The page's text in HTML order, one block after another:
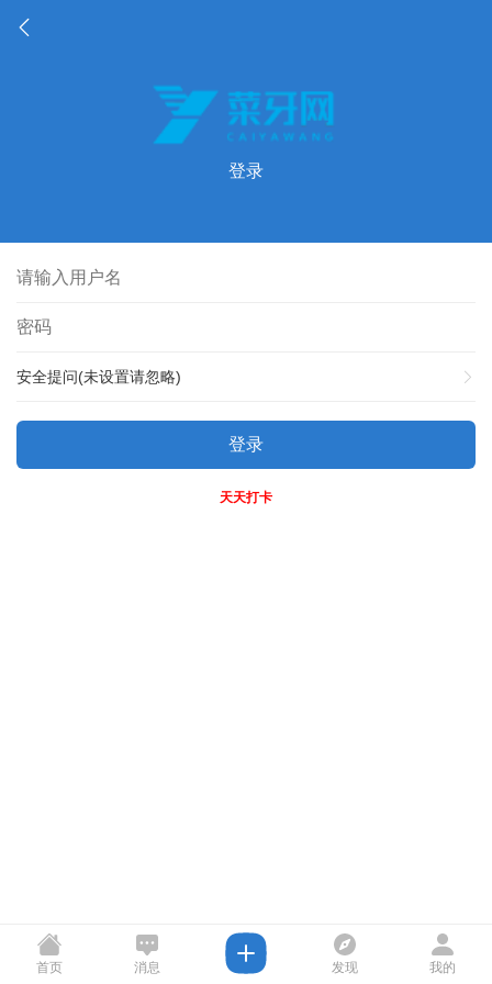
登录
安全提问(未设置请忽略)
登录
天天打卡
首页 消息 发现 我的